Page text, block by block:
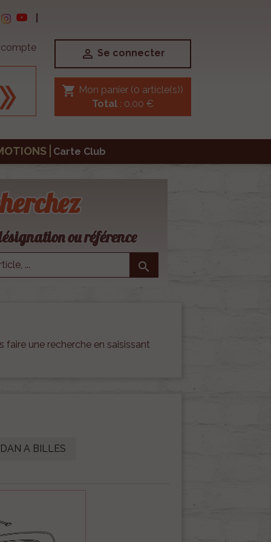
 Se connecter
shopping_cart Mon panier (0 article(s))
Total: 0,00 €
Carte Club
ou référence

une recherche en saisissant
A BILLES